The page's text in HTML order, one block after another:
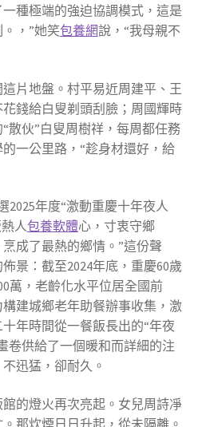
種極端的強迫協調模式，這是
，”她笑包養網說，“我母親不
片地盤。村平易近周建平、王
錢給白叟剃頭刮臉；周國輝時
散伙”白叟周樹祥，每周都任務
一公里路，“趁身材還好，給
2025年度“激動重慶十年夜人
人包養軟體心，寸衷守鄉
成了最熱的鄉情。”這份聲
景：截至2024年底，重慶60歲
萬，老齡化水平位居全國前
建城鄉老年助餐辦事收集，激
年時間從一餐飯長出的“年夜
卷供給了一個暖和而詳細的注
迅猛，卻耐久。
的燈火再次亮起。女兒周詩凈
那炊煙日日升起，從未隔離。